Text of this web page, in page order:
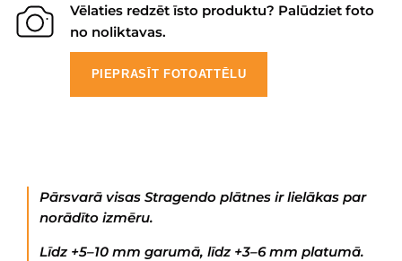
Vēlaties redzēt īsto produktu? Palūdziet foto
no noliktavas.
PIEPRASĪT FOTOATTĒLU
Pārsvarā visas Stragendo plātnes ir lielākas par
norādīto izmēru.
Līdz +5–10 mm garumā, līdz +3–6 mm platumā.